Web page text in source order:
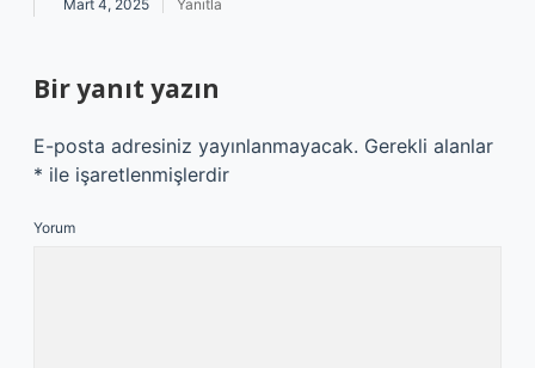
Mart 4, 2025 Yanıtla
Bir yanıt yazın
E-posta adresiniz yayınlanmayacak. Gerekli alanlar
* ile işaretlenmişlerdir
Yorum